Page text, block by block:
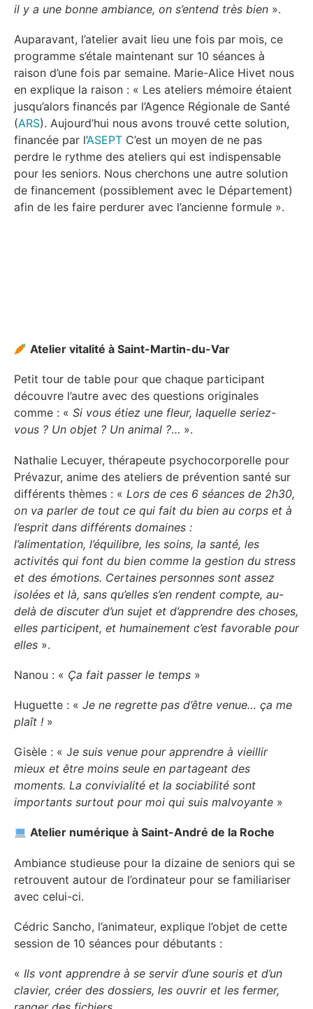
il y a une bonne ambiance, on s’entend très bien ».
Auparavant, l’atelier avait lieu une fois par mois, ce
programme s’étale maintenant sur 10 séances à
raison d’une fois par semaine. Marie-Alice Hivet nous
en explique la raison : « Les ateliers mémoire étaient
jusqu’alors financés par l’Agence Régionale de Santé
(ARS). Aujourd’hui nous avons trouvé cette solution,
financée par l’ASEPT C’est un moyen de ne pas
perdre le rythme des ateliers qui est indispensable
pour les seniors. Nous cherchons une autre solution
de financement (possiblement avec le Département)
afin de les faire perdurer avec l’ancienne formule ».
Atelier vitalité à Saint-Martin-du-Var
Petit tour de table pour que chaque participant
découvre l’autre avec des questions originales
comme : « Si vous étiez une fleur, laquelle seriez-
vous ? Un objet ? Un animal ?… ».
Nathalie Lecuyer, thérapeute psychocorporelle pour
Prévazur, anime des ateliers de prévention santé sur
différents thèmes : « Lors de ces 6 séances de 2h30,
on va parler de tout ce qui fait du bien au corps et à
l’esprit dans différents domaines :
l’alimentation, l’équilibre, les soins, la santé, les
activités qui font du bien comme la gestion du stress
et des émotions. Certaines personnes sont assez
isolées et là, sans qu’elles s’en rendent compte, au-
delà de discuter d’un sujet et d’apprendre des choses,
elles participent, et humainement c’est favorable pour
elles ».
Nanou : « Ça fait passer le temps »
Huguette : « Je ne regrette pas d’être venue… ça me
plaît ! »
Gisèle : « Je suis venue pour apprendre à vieillir
mieux et être moins seule en partageant des
moments. La convivialité et la sociabilité sont
importants surtout pour moi qui suis malvoyante »
Atelier numérique à Saint-André de la Roche
Ambiance studieuse pour la dizaine de seniors qui se
retrouvent autour de l’ordinateur pour se familiariser
avec celui-ci.
Cédric Sancho, l’animateur, explique l’objet de cette
session de 10 séances pour débutants :
« Ils vont apprendre à se servir d’une souris et d’un
clavier, créer des dossiers, les ouvrir et les fermer,